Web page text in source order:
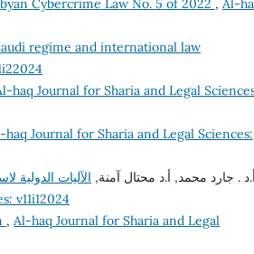
Cybercrime Law No. 5 of 2022 , Al-
regime and international law
haq Journal for Sharia and Legal
haq Journal for Sharia and Legal Sciences:
أ.د . جارد محمد, أ.د محتال آمنة, الآليات الدولية
v11i12024
, Al-haq Journal for Sharia and Legal